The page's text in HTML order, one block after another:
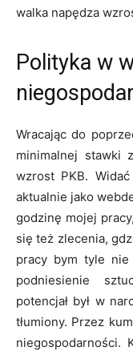
walka napędza
Polityka w
Wracając do
minimalnej stawki
wzrost PKB.
aktualnie jako
godzinę mojej
się też zlecenia,
pracy bym tyle nie
podniesienie
potencjał był w
tłumiony. Przez
niegospodarności.